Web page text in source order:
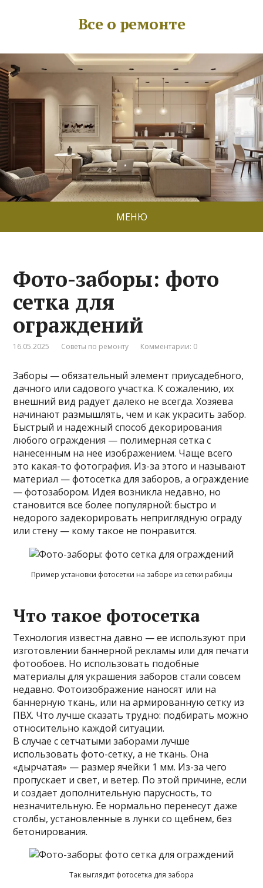
Все о ремонте
МЕНЮ
Фото-заборы: фото
сетка для
ограждений
16.05.2025 Советы по ремонту Комментарии: 0
Заборы — обязательный элемент приусадебного,
дачного или садового участка. К сожалению, их
внешний вид радует далеко не всегда. Хозяева
начинают размышлять, чем и как украсить забор.
Быстрый и надежный способ декорирования
любого ограждения — полимерная сетка с
нанесенным на нее изображением. Чаще всего
это какая-то фотография. Из-за этого и называют
материал — фотосетка для заборов, а ограждение
— фотозабором. Идея возникла недавно, но
становится все более популярной: быстро и
недорого задекорировать неприглядную ограду
или стену — кому такое не понравится.
Пример установки фотосетки на заборе из сетки рабицы
Что такое фотосетка
Технология известна давно — ее используют при
изготовлении баннерной рекламы или для печати
фотообоев. Но использовать подобные
материалы для украшения заборов стали совсем
недавно. Фотоизображение наносят или на
баннерную ткань, или на армированную сетку из
ПВХ. Что лучше сказать трудно: подбирать можно
относительно каждой ситуации.
В случае с сетчатыми заборами лучше
использовать фото-сетку, а не ткань. Она
«дырчатая» — размер ячейки 1 мм. Из-за чего
пропускает и свет, и ветер. По этой причине, если
и создает дополнительную парусность, то
незначительную. Ее нормально перенесут даже
столбы, установленные в лунки со щебнем, без
бетонирования.
Так выглядит фотосетка для забора